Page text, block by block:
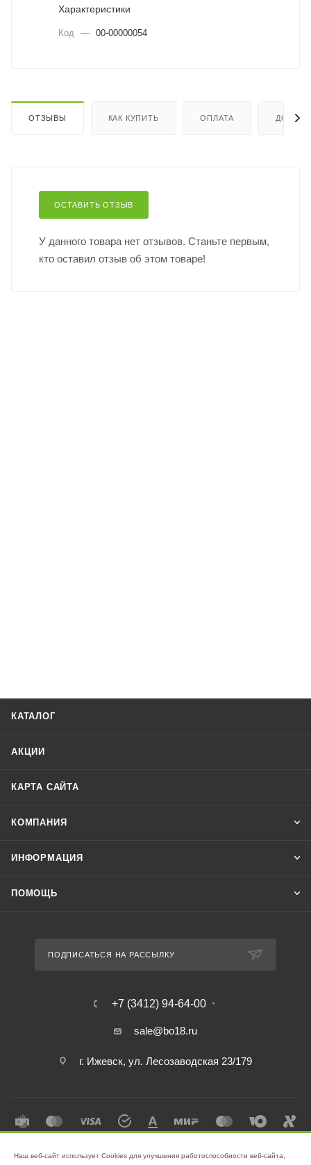
Характеристики
Код — 00-00000054
ОТЗЫВЫ КАК КУПИТЬ ОПЛАТА
ОСТАВИТЬ ОТЗЫВ
У данного товара нет отзывов. Станьте первым,
кто оставил отзыв об этом товаре!
КАТАЛОГ
АКЦИИ
КАРТА САЙТА
КОМПАНИЯ
ИНФОРМАЦИЯ
ПОМОЩЬ
ПОДПИСАТЬСЯ НА РАССЫЛКУ
+7 (3412) 94-64-00
sale@bo18.ru
г. Ижевск, ул. Лесозаводская 23/179
Наш веб-сайт использует Cookies для улучшения работоспособности веб-сайта,